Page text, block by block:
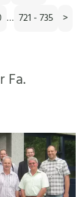
… 721 - 735
>
Fa.